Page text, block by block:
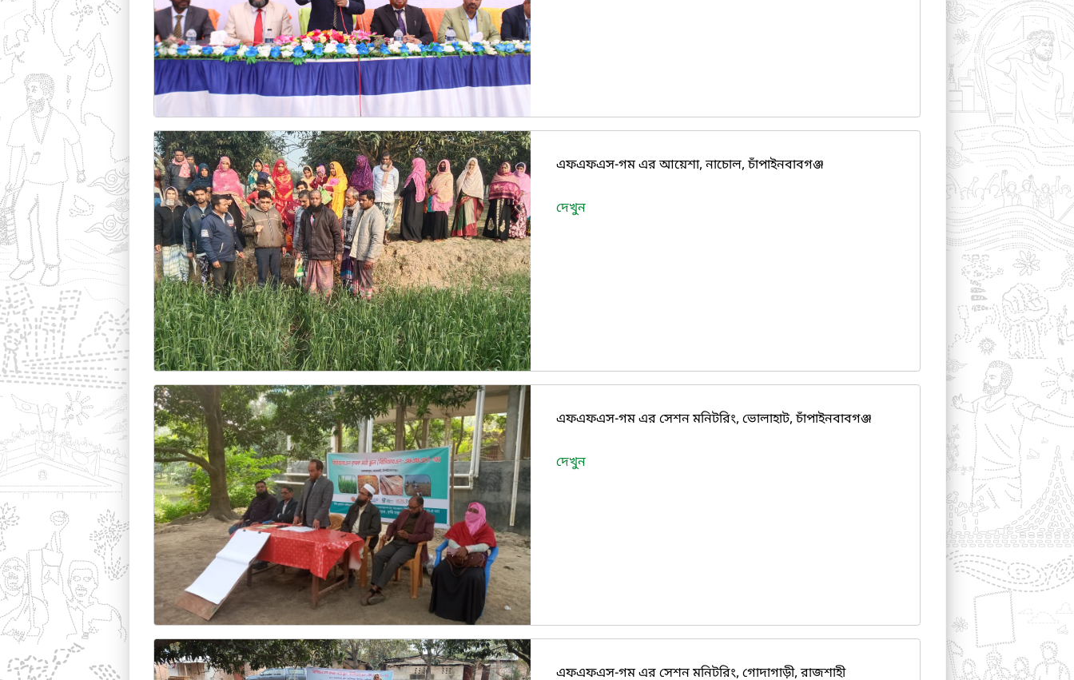
এফএফএস-গম এর আয়েশা, নাচোল, চাঁপাইনবাবগঞ্জ
দেখুন
এফএফএস-গম এর সেশন মনিটরিং, ভোলাহাট, চাঁপাইনবাবগঞ্জ
দেখুন
এফএফএস-গম এর সেশন মনিটরিং, গোদাগাড়ী, রাজশাহী